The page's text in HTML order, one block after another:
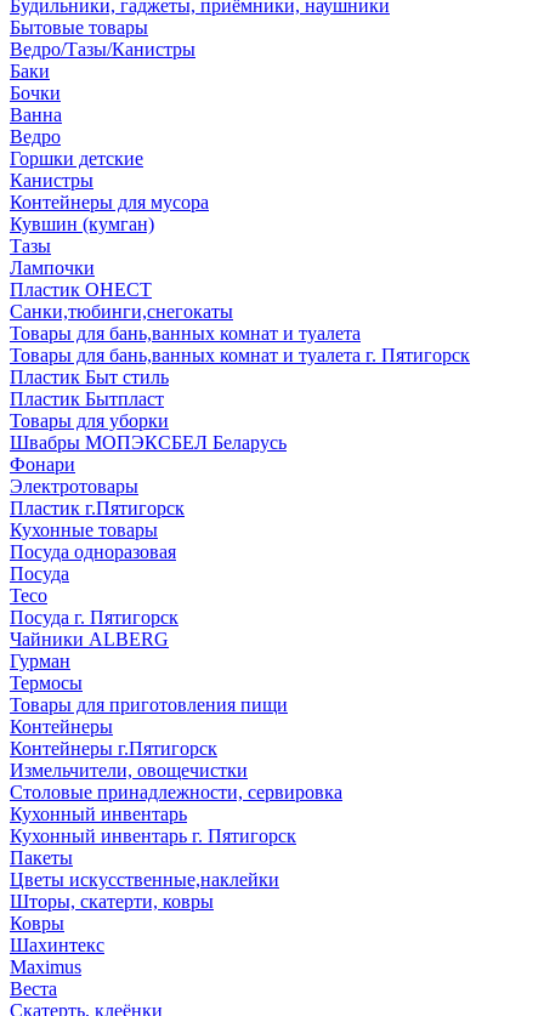
Будильники, гаджеты, приёмники, наушники
Бытовые товары
Ведро/Тазы/Канистры
Баки
Бочки
Ванна
Ведро
Горшки детские
Канистры
Контейнеры для мусора
Кувшин (кумган)
Тазы
Лампочки
Пластик ОНЕСТ
Санки,тюбинги,снегокаты
Товары для бань,ванных комнат и туалета
Товары для бань,ванных комнат и туалета г. Пятигорск
Пластик Быт стиль
Пластик Бытпласт
Товары для уборки
Швабры МОПЭКСБЕЛ Беларусь
Фонари
Электротовары
Пластик г.Пятигорск
Кухонные товары
Посуда одноразовая
Посуда
Teco
Посуда г. Пятигорск
Чайники ALBERG
Гурман
Термосы
Товары для приготовления пищи
Контейнеры
Контейнеры г.Пятигорск
Измельчители, овощечистки
Столовые принадлежности, сервировка
Кухонный инвентарь
Кухонный инвентарь г. Пятигорск
Пакеты
Цветы искусственные,наклейки
Шторы, скатерти, ковры
Ковры
Шахинтекс
Maximus
Веста
Скатерть, клеёнки